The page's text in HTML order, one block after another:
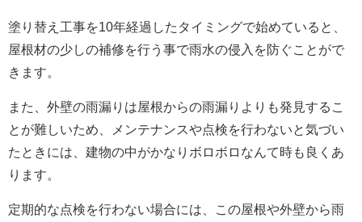
塗り替え工事を10年経過したタイミングで始めていると、
屋根材の少しの補修を行う事で雨水の侵入を防ぐことがで
きます。
また、外壁の雨漏りは屋根からの雨漏りよりも発見するこ
とが難しいため、メンテナンスや点検を行わないと気づい
たときには、建物の中がかなりボロボロなんて時も良くあ
ります。
定期的な点検を行わない場合には、この屋根や外壁から雨